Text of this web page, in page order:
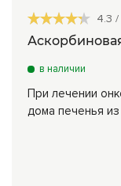
4.3 /
в наличии
При лечении
дома печенья